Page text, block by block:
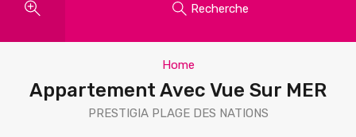
Recherche
Home
Appartement Avec Vue Sur MER
PRESTIGIA PLAGE DES NATIONS